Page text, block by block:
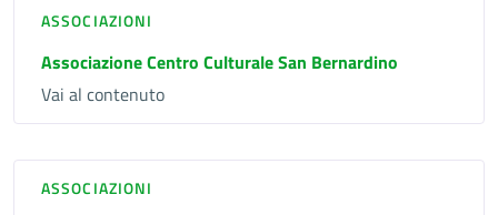
ASSOCIAZIONI
Associazione Centro Culturale San Bernardino
Vai al contenuto
ASSOCIAZIONI